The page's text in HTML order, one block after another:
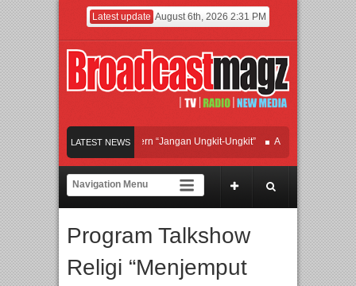
Latest update August 6th, 2026 2:31 PM
LATEST NEWS
Afan Hadirkan Hipdut Modern “Jangan Ungkit-Ungkit” APMF 2026 Dorong
Rayakan Perpaduan Warisan Dan Semangat Lokal, BIRKENSTOCK INDONESIA
Twilite Orchestra Presents The Beatles & Queen – feat. Marcello Tahitoe dan
Program Talkshow
Religi “Menjemput